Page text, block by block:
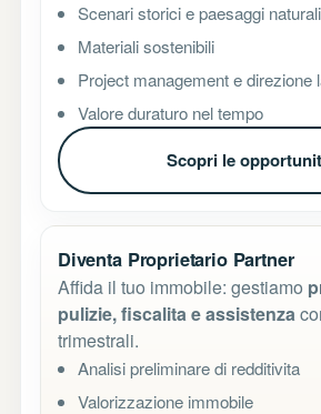
Scenari storici e paesaggi naturali
Materiali sostenibili
Project management e direzione
Valore duraturo nel tempo
Scopri le
Diventa Proprietario Partner
Affida il tuo immobile: gestiamo
pulizie, fiscalita e assistenza
trimestrali.
Analisi preliminare di redditivita
Valorizzazione immobile